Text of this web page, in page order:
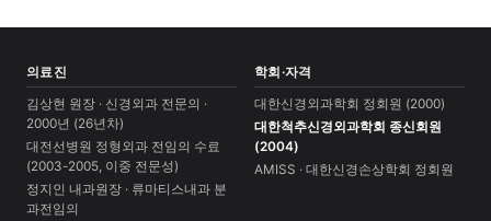
의료진
김상현 원장 · 신경외과 전문의 ·
2000년 (26년차)
대전선병원 정형외과 전임의 수료
(2003-2005, 이중 전문성)
정지인 내과원장 · 류마티스내과 분
과전임의
학회·자격
대한신경외과학회 정회원 (2000)
대한척추신경외과학회 종신회원
(2004)
AMISS · 대한신경손상학회 정회원